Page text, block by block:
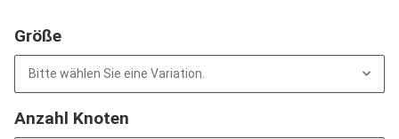
Größe
Bitte wählen Sie eine Variation.
Anzahl Knoten